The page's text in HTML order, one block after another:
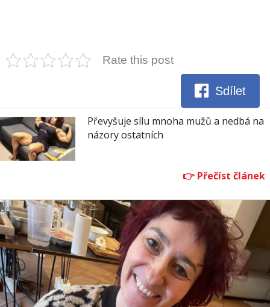
Rate this post
Sdílet
Převyšuje sílu mnoha mužů a nedbá na
názory ostatních